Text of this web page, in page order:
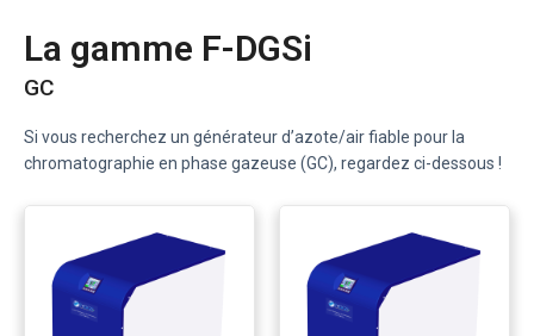
La gamme F-DGSi
GC
Si vous recherchez un générateur d’azote/air fiable pour la
chromatographie en phase gazeuse (GC), regardez ci-dessous !